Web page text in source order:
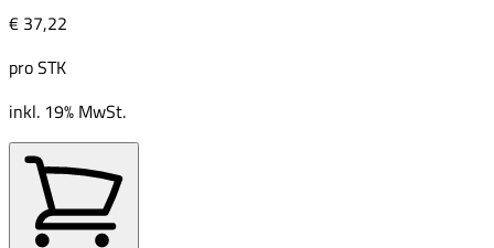
€ 37,22
proSTK
inkl. 19% MwSt.